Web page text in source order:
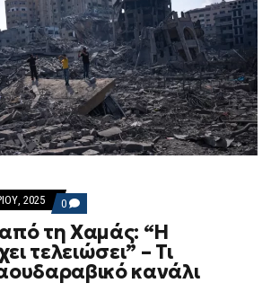
2025 0 COMMENTS
ON
ΣΉΜΑ
ΡΉΞΗΣ
ΑΠΌ
ΤΗ
ΧΑΜΆΣ:
τη Χαμάς: “Η
τελειώσει” – Τι
κανάλι